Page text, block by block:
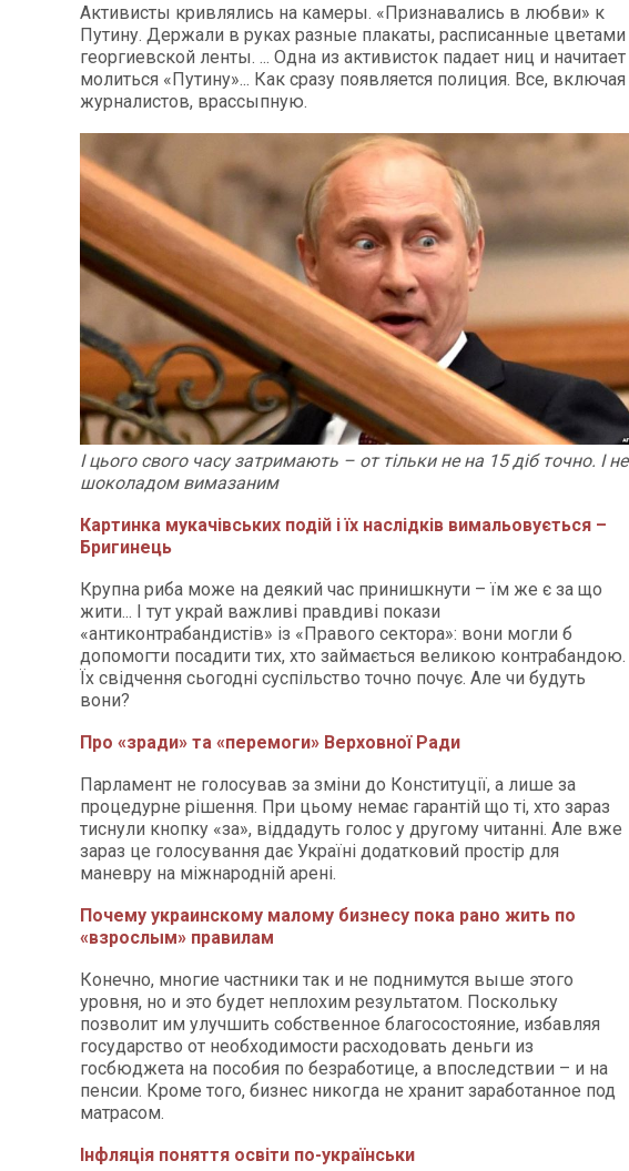
Активисты кривлялись на камеры. «Признавались в любви» к
Путину. Держали в руках разные плакаты, расписанные цветами
георгиевской ленты. ... Одна из активисток падает ниц и начитает
молиться «Путину»... Как сразу появляется полиция. Все, включая
журналистов, врассыпную.
І цього свого часу затримають – от тільки не на 15 діб точно. І не
шоколадом вимазаним
Картинка мукачівських подій і їх наслідків вимальовується –
Бригинець
Крупна риба може на деякий час принишкнути – їм же є за що
жити... І тут украй важливі правдиві покази
«антиконтрабандистів» із «Правого сектора»: вони могли б
допомогти посадити тих, хто займається великою контрабандою.
Їх свідчення сьогодні суспільство точно почує. Але чи будуть
вони?
Про «зради» та «перемоги» Верховної Ради
Парламент не голосував за зміни до Конституції, а лише за
процедурне рішення. При цьому немає гарантій що ті, хто зараз
тиснули кнопку «за», віддадуть голос у другому читанні. Але вже
зараз це голосування дає Україні додатковий простір для
маневру на міжнародній арені.
Почему украинскому малому бизнесу пока рано жить по
«взрослым» правилам
Конечно, многие частники так и не поднимутся выше этого
уровня, но и это будет неплохим результатом. Поскольку
позволит им улучшить собственное благосостояние, избавляя
государство от необходимости расходовать деньги из
госбюджета на пособия по безработице, а впоследствии – и на
пенсии. Кроме того, бизнес никогда не хранит заработанное под
матрасом.
Інфляція поняття освіти по-українськи